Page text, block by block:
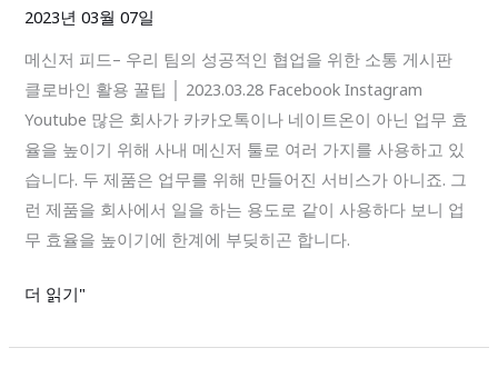
세
2023년 03월 07일
메신저 피드– 우리 팀의 성공적인 협업을 위한 소통 게시판
클로바인 활용 꿀팁 │ 2023.03.28 Facebook Instagram
Youtube 많은 회사가 카카오톡이나 네이트온이 아닌 업무 효
율을 높이기 위해 사내 메신저 툴로 여러 가지를 사용하고 있
습니다. 두 제품은 업무를 위해 만들어진 서비스가 아니죠. 그
런 제품을 회사에서 일을 하는 용도로 같이 사용하다 보니 업
무 효율을 높이기에 한계에 부딪히곤 합니다.
리
팀
의
성
공
적
인
업
더 읽기"